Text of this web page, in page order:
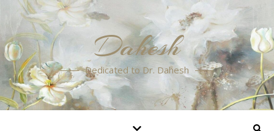
Dahesh
Dedicated to Dr. Dahesh